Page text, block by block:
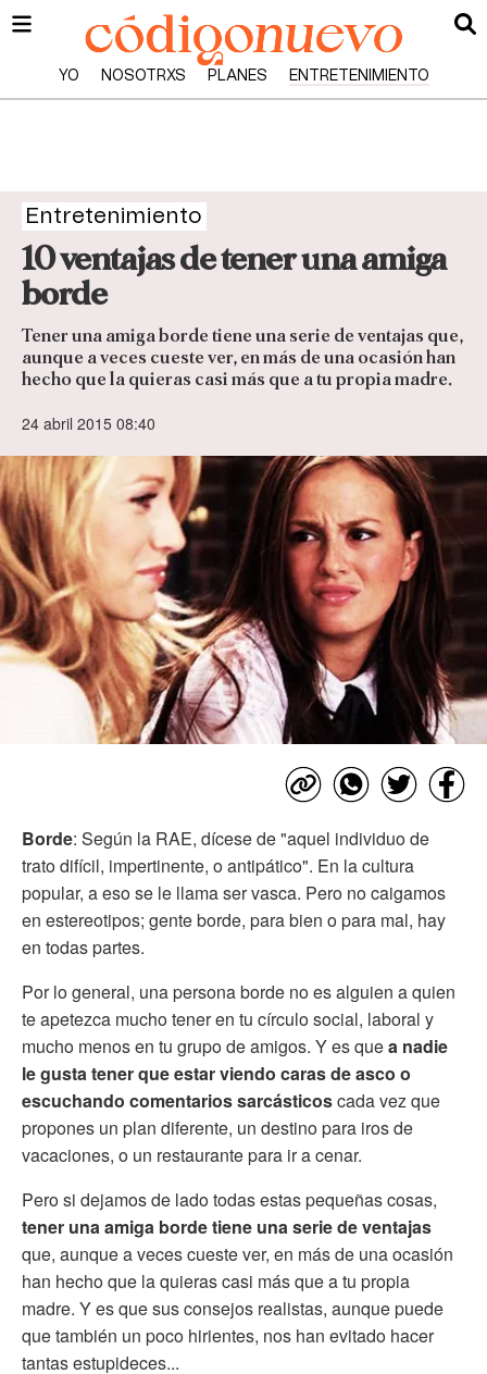
YO NOSOTRXS PLANES ENTRETENIMIENTO
Entretenimiento
10 ventajas de tener una amiga
borde
Tener una amiga borde tiene una serie de ventajas que,
aunque a veces cueste ver, en más de una ocasión han
hecho que la quieras casi más que a tu propia madre.
24 abril 2015 08:40
Borde: Según la RAE, dícese de "aquel individuo de
trato difícil, impertinente, o antipático". En la cultura
popular, a eso se le llama ser vasca. Pero no caigamos
en estereotipos; gente borde, para bien o para mal, hay
en todas partes.
Por lo general, una persona borde no es alguien a quien
te apetezca mucho tener en tu círculo social, laboral y
mucho menos en tu grupo de amigos. Y es quea nadie
le gusta tener que estar viendo caras de asco o
escuchando comentarios sarcásticoscada vez que
propones un plan diferente, un destino para iros de
vacaciones, o un restaurante para ir a cenar.
Pero si dejamos de lado todas estas pequeñas cosas,
tener una amiga borde tiene una serie de ventajas
que, aunque a veces cueste ver, en más de una ocasión
han hecho que la quieras casi más que a tu propia
madre. Y es que sus consejos realistas, aunque puede
que también un poco hirientes, nos han evitado hacer
tantas estupideces...